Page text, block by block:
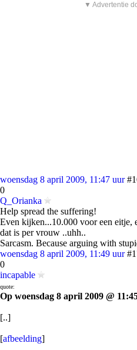
▼ Advertentie
woensdag 8 april 2009, 11:47 uur
0
Q_Orianka
Help spread the suffering!
Even kijken...10.000 voor een eitje,
dat is per vrouw ..uhh..
Sarcasm. Because arguing with
woensdag 8 april 2009, 11:49 uur
0
incapable
quote:
Op woensdag 8 april 2009 @
[..]
[afbeelding]